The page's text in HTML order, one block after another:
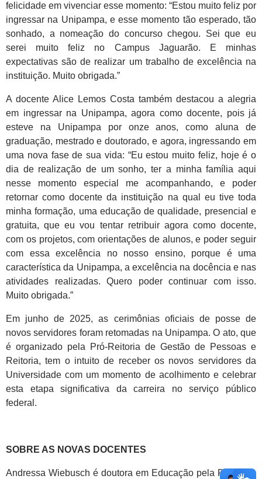
felicidade em vivenciar esse momento: “Estou muito feliz por
ingressar na Unipampa, e esse momento tão esperado, tão
sonhado, a nomeação do concurso chegou. Sei que eu
serei muito feliz no Campus Jaguarão. E minhas
expectativas são de realizar um trabalho de excelência na
instituição. Muito obrigada.”
A docente Alice Lemos Costa também destacou a alegria
em ingressar na Unipampa, agora como docente, pois já
esteve na Unipampa por onze anos, como aluna de
graduação, mestrado e doutorado, e agora, ingressando em
uma nova fase de sua vida: “Eu estou muito feliz, hoje é o
dia de realização de um sonho, ter a minha família aqui
nesse momento especial me acompanhando, e poder
retornar como docente da instituição na qual eu tive toda
minha formação, uma educação de qualidade, presencial e
gratuita, que eu vou tentar retribuir agora como docente,
com os projetos, com orientações de alunos, e poder seguir
com essa excelência no nosso ensino, porque é uma
característica da Unipampa, a excelência na docência e nas
atividades realizadas. Quero poder continuar com isso.
Muito obrigada.”
Em junho de 2025, as cerimônias oficiais de posse de
novos servidores foram retomadas na Unipampa. O ato, que
é organizado pela Pró-Reitoria de Gestão de Pessoas e
Reitoria, tem o intuito de receber os novos servidores da
Universidade com um momento de acolhimento e celebrar
esta etapa significativa da carreira no serviço público
federal.
SOBRE AS NOVAS DOCENTES
Andressa Wiebusch é doutora em Educação pela Pontifícia